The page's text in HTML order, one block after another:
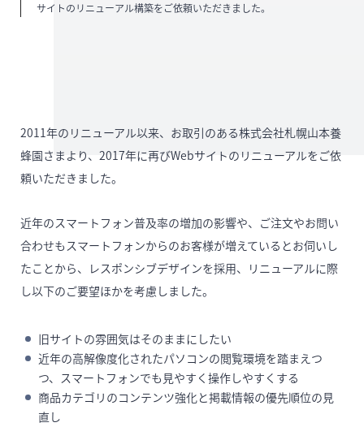
サイトのリニューアル構築をご依頼いただきました。
2011年のリニューアル以来、お取引のある株式会社札幌山本養
蜂園さまより、2017年に再びWebサイトのリニューアルをご依
頼いただきました。
近年のスマートフォン普及率の増加の影響や、ご注文やお問い
合わせもスマートフォンからのお客様が増えているとお伺いし
たことから、レスポンシブデザインを採用、リニューアルに際
し以下のご要望ほかを考慮しました。
旧サイトの雰囲気はそのままにしたい
近年の高解像度化されたパソコンの閲覧環境を踏まえつ
つ、スマートフォンでも見やすく操作しやすくする
商品カテゴリのコンテンツ強化と掲載情報の優先順位の見
直し